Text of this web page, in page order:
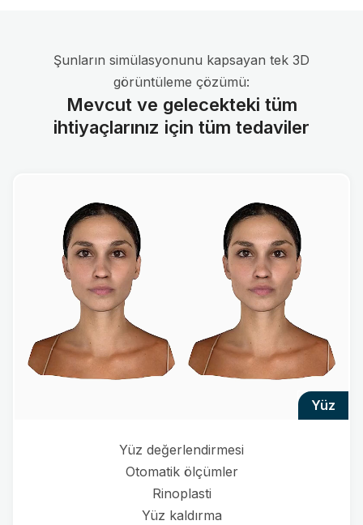
Şunların simülasyonunu kapsayan tek 3D
görüntüleme çözümü:
Mevcut ve gelecekteki tüm
ihtiyaçlarınız için tüm tedaviler
yüz
Yüz değerlendirmesi
Otomatik ölçümler
Rinoplasti
Yüz kaldırma